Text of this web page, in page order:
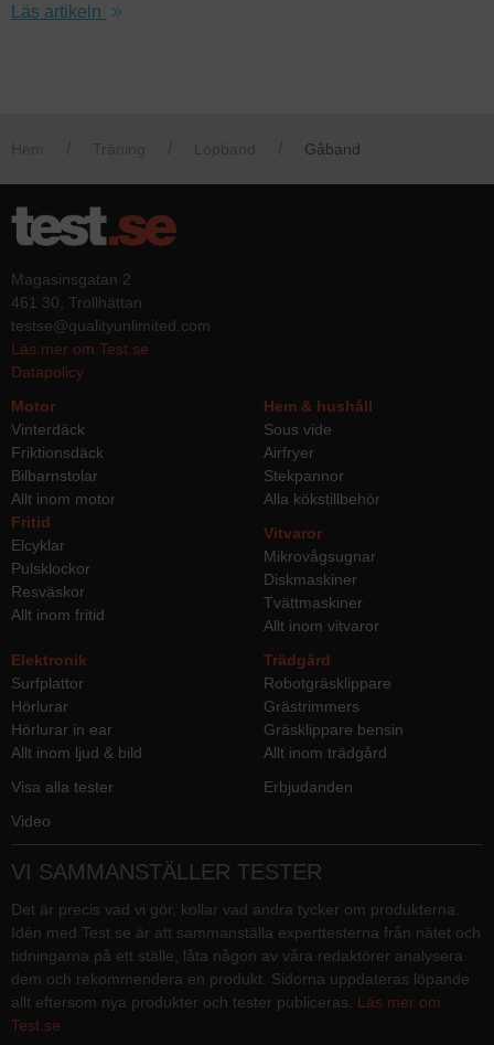
Läs artikeln
Gåband
Magasinsgatan 2
461 30, Trollhättan
testse@qualityunlimited.com
Läs mer om Test.se
Datapolicy
Motor
Vinterdäck
Friktionsdäck
Bilbarnstolar
Allt inom motor
Hem & hushåll
Sous vide
Airfryer
Stekpannor
Alla kökstillbehör
Fritid
Elcyklar
Pulsklockor
Resväskor
Allt inom fritid
Vitvaror
Mikrovågsugnar
Diskmaskiner
Tvättmaskiner
Allt inom vitvaror
Elektronik
Surfplattor
Hörlurar
Hörlurar in ear
Allt inom ljud & bild
Trädgård
Robotgräsklippare
Grästrimmers
Gräsklippare bensin
Allt inom trädgård
Visa alla tester
Erbjudanden
Video
VI SAMMANSTÄLLER TESTER
Det är precis vad vi gör, kollar vad andra tycker om produkterna.
Idén med Test.se är att sammanställa experttesterna från nätet och
tidningarna på ett ställe, låta någon av våra redaktörer analysera
dem och rekommendera en produkt. Sidorna uppdateras löpande
allt eftersom nya produkter och tester publiceras. Läs mer om
Test.se